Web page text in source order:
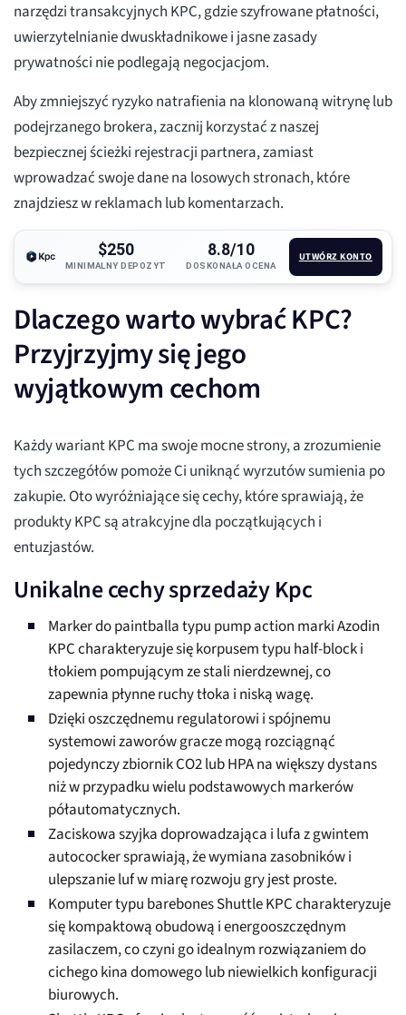
narzędzi transakcyjnych KPC, gdzie szyfrowane płatności,
uwierzytelnianie dwuskładnikowe i jasne zasady
prywatności nie podlegają negocjacjom.
Aby zmniejszyć ryzyko natrafienia na klonowaną witrynę lub
podejrzanego brokera, zacznij korzystać z naszej
bezpiecznej ścieżki rejestracji partnera, zamiast
wprowadzać swoje dane na losowych stronach, które
znajdziesz w reklamach lub komentarzach.
$250
MINIMALNY DEPOZYT
8.8/10
DOSKONAŁA OCENA
UTWÓRZ KONTO
Dlaczego warto wybrać KPC?
Przyjrzyjmy się jego
wyjątkowym cechom
Każdy wariant KPC ma swoje mocne strony, a zrozumienie
tych szczegółów pomoże Ci uniknąć wyrzutów sumienia po
zakupie. Oto wyróżniające się cechy, które sprawiają, że
produkty KPC są atrakcyjne dla początkujących i
entuzjastów.
Unikalne cechy sprzedaży Kpc
Marker do paintballa typu pump action marki Azodin
KPC charakteryzuje się korpusem typu half-block i
tłokiem pompującym ze stali nierdzewnej, co
zapewnia płynne ruchy tłoka i niską wagę.
Dzięki oszczędnemu regulatorowi i spójnemu
systemowi zaworów gracze mogą rozciągnąć
pojedynczy zbiornik CO2 lub HPA na większy dystans
niż w przypadku wielu podstawowych markerów
półautomatycznych.
Zaciskowa szyjka doprowadzająca i lufa z gwintem
autococker sprawiają, że wymiana zasobników i
ulepszanie luf w miarę rozwoju gry jest proste.
Komputer typu barebones Shuttle KPC charakteryzuje
się kompaktową obudową i energooszczędnym
zasilaczem, co czyni go idealnym rozwiązaniem do
cichego kina domowego lub niewielkich konfiguracji
biurowych.